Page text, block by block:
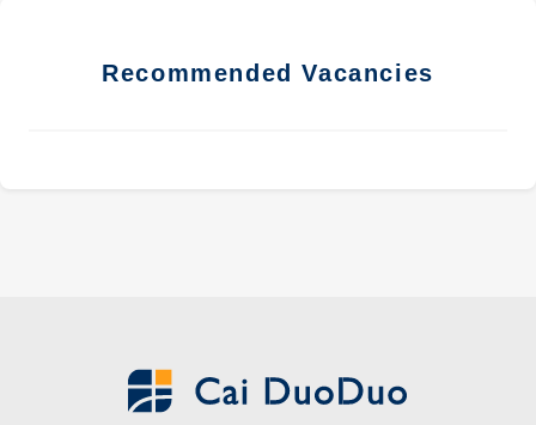
Recommended Vacancies